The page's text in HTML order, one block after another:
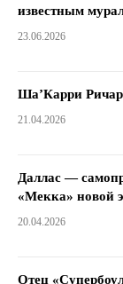
известным
23.06.2026
Ша’Карри
21.04.2026
Даллас —
«Мекка» новой
20.04.2026
Отец